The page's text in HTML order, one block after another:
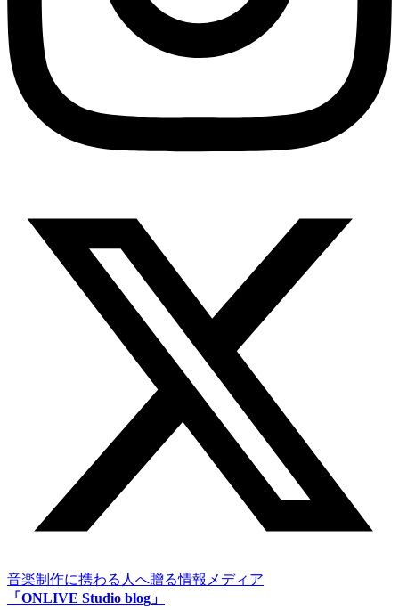
音楽制作に携わる人へ贈る情報メディア
「ONLIVE Studio blog」